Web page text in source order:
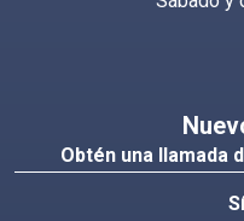
Obtén una llamada